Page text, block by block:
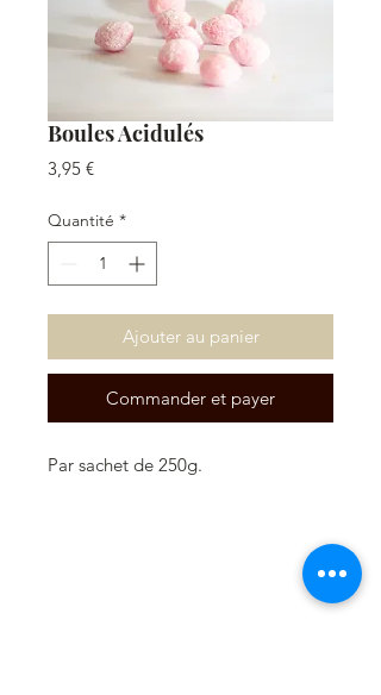
Boules Acidulés
3,95 €Prix
Quantité *
Ajouter au panier
Commander et payer
Par sachet de 250g.